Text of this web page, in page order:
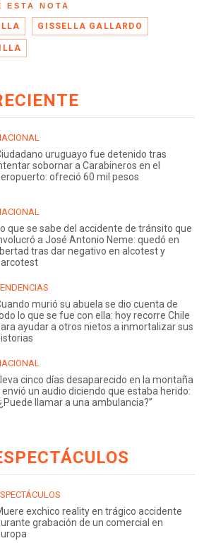
ESTA NOTA
GISSELLA GALLARDO
uruguayo fue detenido tras
sobornar a Carabineros en el
ofreció 60 mil pesos
Lo que se sabe del accidente de tránsito que
a José Antonio Neme: quedó en
tras dar negativo en alcotest y
murió su abuela se dio cuenta de
lo que se fue con ella: hoy recorre Chile
ayudar a otros nietos a inmortalizar sus
Lleva cinco días desaparecido en la montaña
envió un audio diciendo que estaba herido:
llamar a una ambulancia?”
exchico reality en trágico accidente
grabación de un comercial en